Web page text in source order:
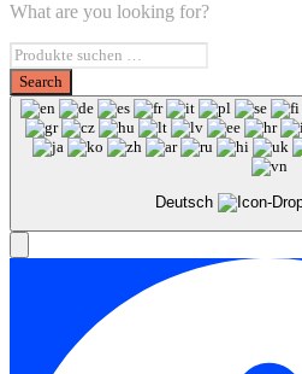
What are you looking for?
Deutsch